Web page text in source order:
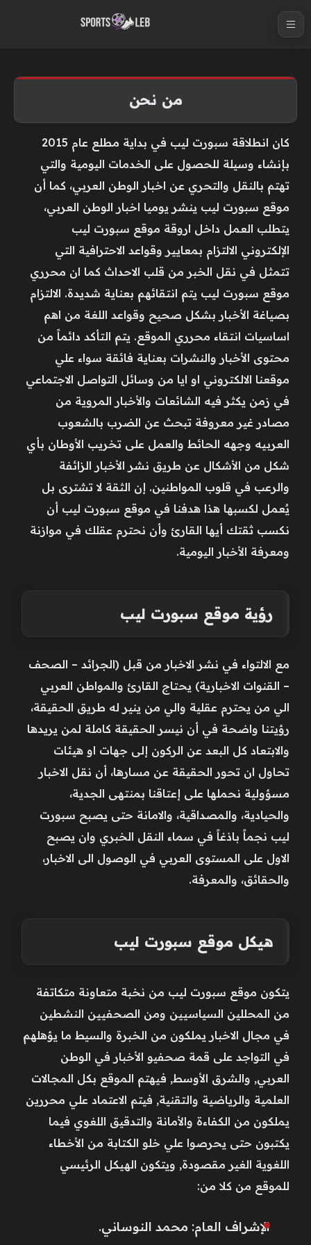
من نحن
كان انطلاقة سبورت ليب في بداية مطلع عام 2015
بإنشاء وسيلة للحصول على الخدمات اليومية والتي
تهتم بالنقل والتحري عن اخبار الوطن العربي، كما أن
موقع سبورت ليب ينشر يوميا اخبار الوطن العربي،
يتطلب العمل داخل اروقة موقع سبورت ليب
الإلكتروني الالتزام بمعايير وقواعد الاحترافية التي
تتمثل في نقل الخبر من قلب الاحداث كما ان محرري
موقع سبورت ليب يتم انتقائهم بعناية شديدة. الالتزام
بصياغة الأخبار بشكل صحيح وقواعد اللغة من اهم
اساسيات انتقاء محرري الموقع. يتم التأكد دائماً من
محتوى الأخبار والنشرات بعناية فائقة سواء علي
موقعنا الالكتروني او ايا من وسائل التواصل الاجتماعي
في زمن يكثر فيه الشائعات والأخبار المروية من
مصادر غير معروفة تبحث عن الضرب بالشعوب
العربيه وجهه الحائط والعمل على تخريب الأوطان بأي
شكل من الأشكال عن طريق نشر الأخبار الزائفة
والرعب في قلوب المواطنين. إن الثقة لا تشترى بل
يٌعمل لكسبها هذا هدفنا في موقع سبورت ليب أن
نكسب ثقتك أيها القارئ وأن نحترم عقلك في موازنة
ومعرفة الأخبار اليومية.
رؤية موقع سبورت ليب
مع الالتواء في نشر الاخبار من قبل (الجرائد – الصحف
– القنوات الاخبارية) يحتاج القارئ والمواطن العربي
الي من يحترم عقلية والي من ينير له طريق الحقيقة،
رؤيتنا واضحة في أن نيسر الحقيقة كاملة لمن يريدها
والابتعاد كل البعد عن الركون إلى جهات او هيئات
تحاول ان تحور الحقيقة عن مسارها، أن نقل الاخبار
مسؤولية نحملها على إعتاقنا بمنتهى الجدية،
والحيادية، والمصداقية، والامانة حتى يصبح سبورت
ليب نجماً باذغاً في سماء النقل الخبري وان يصبح
الاول على المستوى العربي في الوصول الى الاخبار،
والحقائق، والمعرفة.
هيكل موقع سبورت ليب
يتكون موقع سبورت ليب من نخبة متعاونة متكاتفة
من المحللين السياسيين ومن الصحفيين النشطين
في مجال الاخبار يملكون من الخبرة والسيط ما يؤهلهم
في التواجد على قمة صحفيو الأخبار في الوطن
العربي, والشرق الأوسط, فيهتم الموقع بكل المجالات
العلمية والرياضية والتقنية, فيتم الاعتماد علي محررين
يملكون من الكفاءة والأمانة والتدقيق اللغوي فيما
يكتبون حتى يحرصوا علي خلو الكتابة من الأخطاء
اللغوية الغير مقصودة, ويتكون الهيكل الرئيسي
للموقع من كلا من:
الإشراف العام: محمد النوساني.